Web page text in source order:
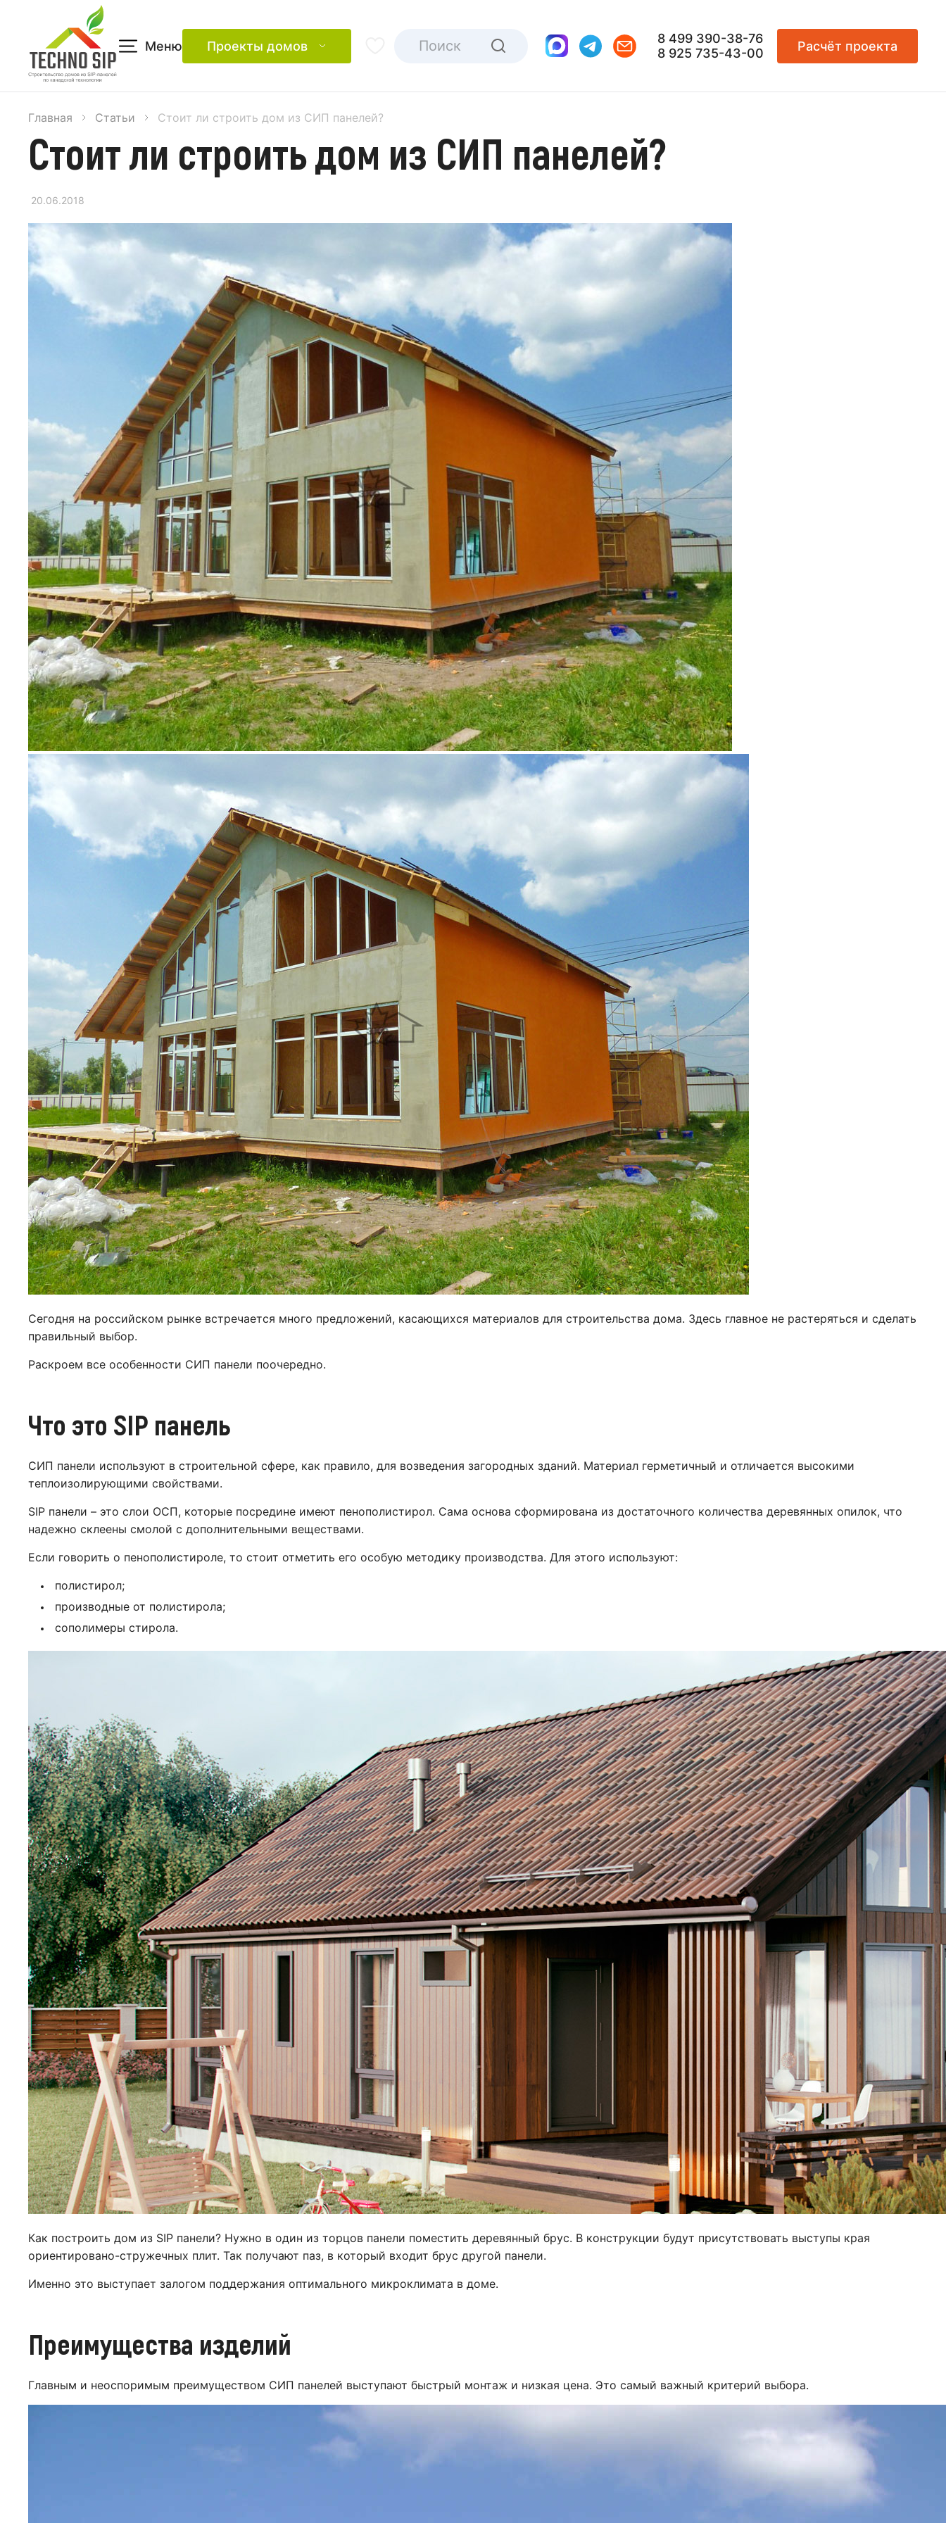
Меню Проекты домов
8 499 390-38-76
8 925 735-43-00
Расчёт проекта
Главная Статьи Стоит ли строить дом из СИП панелей?
Стоит ли строить дом из СИП панелей?
20.06.2018
Сегодня на российском рынке встречается много предложений, касающихся материалов для строительства дома. Здесь главное не растеряться и сделать
правильный выбор.
Раскроем все особенности СИП панели поочередно.
Что это SIP панель
СИП панели используют в строительной сфере, как правило, для возведения загородных зданий. Материал герметичный и отличается высокими
теплоизолирующими свойствами.
SIP панели – это слои ОСП, которые посредине имеют пенополистирол. Сама основа сформирована из достаточного количества деревянных опилок, что
надежно склеены смолой с дополнительными веществами.
Если говорить о пенополистироле, то стоит отметить его особую методику производства. Для этого используют:
полистирол;
производные от полистирола;
сополимеры стирола.
Как построить дом из SIP панели? Нужно в один из торцов панели поместить деревянный брус. В конструкции будут присутствовать выступы края
ориентировано-стружечных плит. Так получают паз, в который входит брус другой панели.
Именно это выступает залогом поддержания оптимального микроклимата в доме.
Преимущества изделий
Главным и неоспоримым преимуществом СИП панелей выступают быстрый монтаж и низкая цена. Это самый важный критерий выбора.